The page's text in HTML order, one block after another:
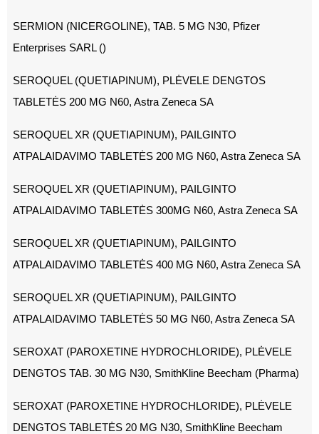
SERMION (NICERGOLINE), TAB. 5 MG N30, Pfizer
Enterprises SARL ()
SEROQUEL (QUETIAPINUM), PLĖVELE DENGTOS
TABLETĖS 200 MG N60, Astra Zeneca SA
SEROQUEL XR (QUETIAPINUM), PAILGINTO
ATPALAIDAVIMO TABLETĖS 200 MG N60, Astra Zeneca SA
SEROQUEL XR (QUETIAPINUM), PAILGINTO
ATPALAIDAVIMO TABLETĖS 300MG N60, Astra Zeneca SA
SEROQUEL XR (QUETIAPINUM), PAILGINTO
ATPALAIDAVIMO TABLETĖS 400 MG N60, Astra Zeneca SA
SEROQUEL XR (QUETIAPINUM), PAILGINTO
ATPALAIDAVIMO TABLETĖS 50 MG N60, Astra Zeneca SA
SEROXAT (PAROXETINE HYDROCHLORIDE), PLĖVELE
DENGTOS TAB. 30 MG N30, SmithKline Beecham (Pharma)
SEROXAT (PAROXETINE HYDROCHLORIDE), PLĖVELE
DENGTOS TABLETĖS 20 MG N30, SmithKline Beecham